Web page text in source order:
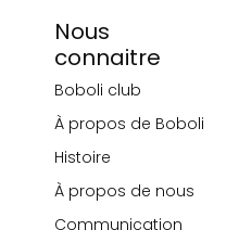
Nous
connaitre
Boboli club
À propos de Boboli
Histoire
À propos de nous
Communication